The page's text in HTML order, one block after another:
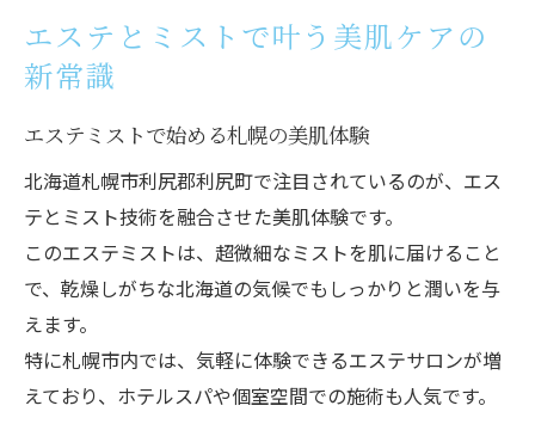
リラクゼーション体験に導く先進エステ術
エステで叶える札幌の極上リラクゼーショ
ン
ミスト技術がもたらす癒しのエステ時間
エステサロンで味わう贅沢なリラックス効
果
フェイシャルエステ体験で心身を整える方
法
ウルトラファインミスト技術の魅力を解説
エステでも注目のウルトラファインミスト
エステとミストで叶う美肌ケアの
新常識
エステミストで始める札幌の美肌体験
北海道札幌市利尻郡利尻町で注目されているのが、エス
テとミスト技術を融合させた美肌体験です。
このエステミストは、超微細なミストを肌に届けること
で、乾燥しがちな北海道の気候でもしっかりと潤いを与
えます。
特に札幌市内では、気軽に体験できるエステサロンが増
えており、ホテルスパや個室空間での施術も人気です。